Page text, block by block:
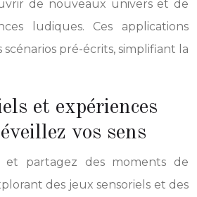
de nouveaux univers et de
ludiques. Ces applications
pré-écrits, simplifiant la
et expériences
vos sens
et partagez des moments de
des jeux sensoriels et des